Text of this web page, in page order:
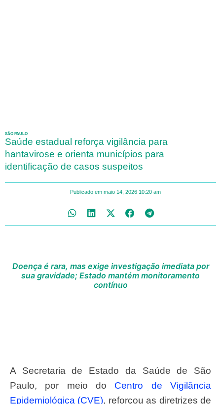
SÃO PAULO
Saúde estadual reforça vigilância para
hantavirose e orienta municípios para
identificação de casos suspeitos
Publicado em maio 14, 2026 10:20 am
Doença é rara, mas exige investigação imediata por
sua gravidade; Estado mantém monitoramento
contínuo
A Secretaria de Estado da Saúde de São
Paulo, por meio do Centro de Vigilância
Epidemiológica (CVE), reforçou as diretrizes de